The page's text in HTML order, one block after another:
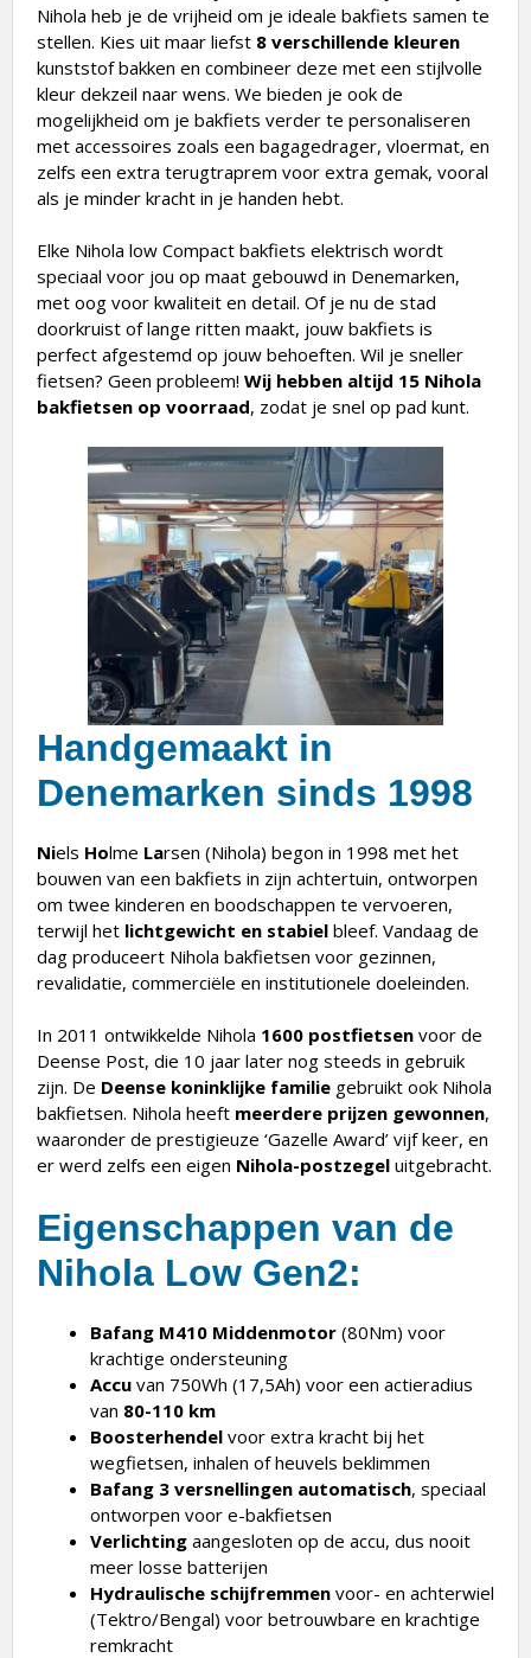
Nihola heb je de vrijheid om je ideale bakfiets samen te
stellen. Kies uit maar liefst 8 verschillende kleuren
kunststof bakken en combineer deze met een stijlvolle
kleur dekzeil naar wens. We bieden je ook de
mogelijkheid om je bakfiets verder te personaliseren
met accessoires zoals een bagagedrager, vloermat, en
zelfs een extra terugtraprem voor extra gemak, vooral
als je minder kracht in je handen hebt.
Elke Nihola low Compact bakfiets elektrisch wordt
speciaal voor jou op maat gebouwd in Denemarken,
met oog voor kwaliteit en detail. Of je nu de stad
doorkruist of lange ritten maakt, jouw bakfiets is
perfect afgestemd op jouw behoeften. Wil je sneller
fietsen? Geen probleem! Wij hebben altijd 15 Nihola
bakfietsen op voorraad, zodat je snel op pad kunt.
Handgemaakt in
Denemarken sinds 1998
Niels Holme Larsen (Nihola) begon in 1998 met het
bouwen van een bakfiets in zijn achtertuin, ontworpen
om twee kinderen en boodschappen te vervoeren,
terwijl het lichtgewicht en stabiel bleef. Vandaag de
dag produceert Nihola bakfietsen voor gezinnen,
revalidatie, commerciële en institutionele doeleinden.
In 2011 ontwikkelde Nihola 1600 postfietsen voor de
Deense Post, die 10 jaar later nog steeds in gebruik
zijn. De Deense koninklijke familie gebruikt ook Nihola
bakfietsen. Nihola heeft meerdere prijzen gewonnen,
waaronder de prestigieuze ‘Gazelle Award’ vijf keer, en
er werd zelfs een eigen Nihola-postzegel uitgebracht.
Eigenschappen van de
Nihola Low Gen2:
Bafang M410 Middenmotor (80Nm) voor
krachtige ondersteuning
Accu van 750Wh (17,5Ah) voor een actieradius
van 80-110 km
Boosterhendel voor extra kracht bij het
wegfietsen, inhalen of heuvels beklimmen
Bafang 3 versnellingen automatisch, speciaal
ontworpen voor e-bakfietsen
Verlichting aangesloten op de accu, dus nooit
meer losse batterijen
Hydraulische schijfremmen voor- en achterwiel
(Tektro/Bengal) voor betrouwbare en krachtige
remkracht